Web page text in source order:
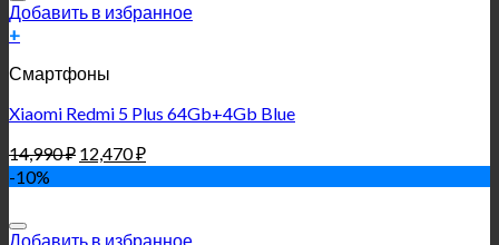
Добавить в избранное
+
Смартфоны
Xiaomi Redmi 5 Plus 64Gb+4Gb Blue
14,990₽ 12,470₽
-10%
Добавить в избранное